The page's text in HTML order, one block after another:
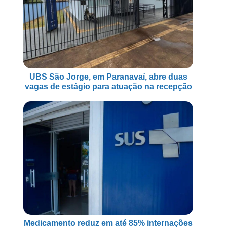
UBS São Jorge, em Paranavaí, abre duas
vagas de estágio para atuação na recepção
Medicamento reduz em até 85% internações